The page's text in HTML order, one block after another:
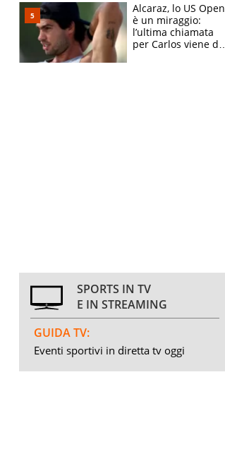
Alcaraz, lo US Open
è un miraggio:
l’ultima chiamata
per Carlos viene da
SPORTS IN TV
E IN STREAMING
GUIDA TV:
Eventi sportivi in diretta tv oggi